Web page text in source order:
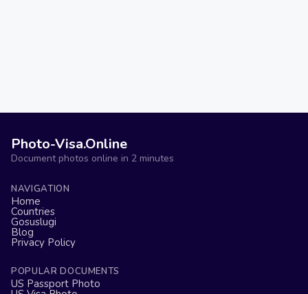
Photo-Visa.Online
Document photos online in 2 minutes
NAVIGATION
Home
Countries
Gosuslugi
Blog
Privacy Policy
POPULAR DOCUMENTS
US Passport Photo